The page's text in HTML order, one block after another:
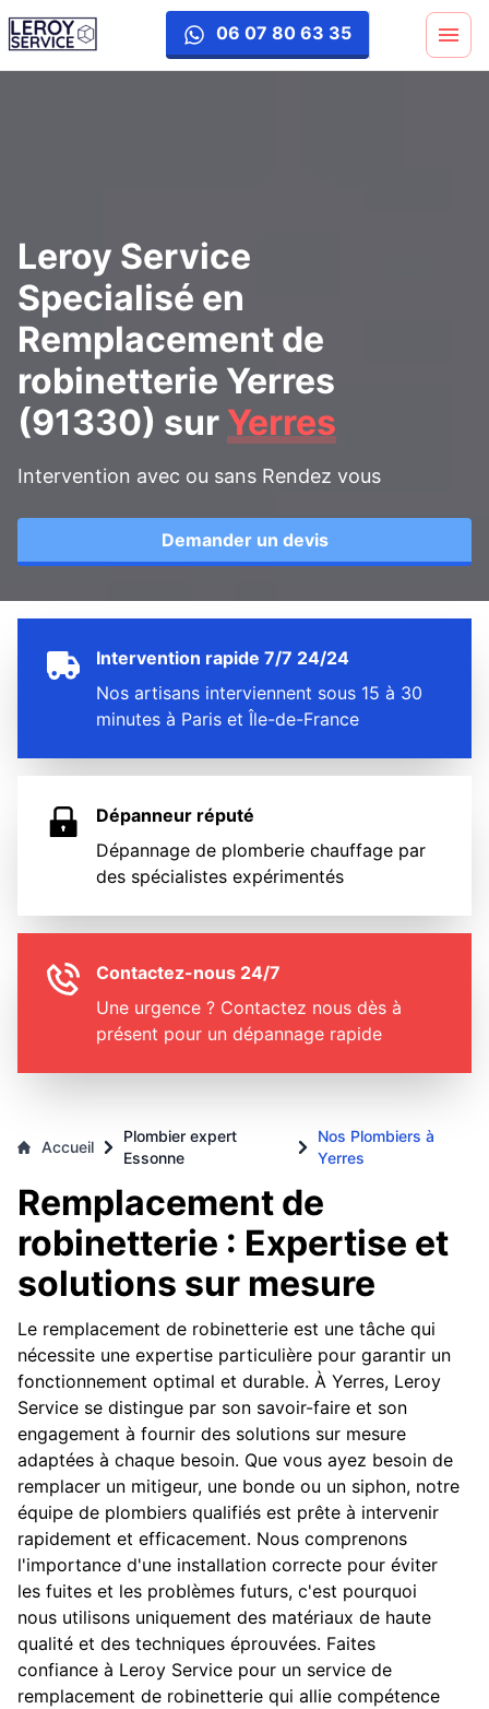
06 07 80 63 35
remplacement-robinetterie
Leroy Service
Specialisé en
Remplacement de
robinetterie Yerres
(91330) sur Yerres
Intervention avec ou sans Rendez vous
Demander un devis
Intervention rapide 7/7 24/24
Nos artisans interviennent sous 15 à 30
minutes à Paris et Île-de-France
Dépanneur réputé
Dépannage de plomberie chauffage par
des spécialistes expérimentés
Contactez-nous 24/7
Une urgence ? Contactez nous dès à
présent pour un dépannage rapide
Accueil
Plombier expert
Essonne
Nos Plombiers à
Yerres
Remplacement de
robinetterie : Expertise et
solutions sur mesure
Le remplacement de robinetterie est une tâche qui
nécessite une expertise particulière pour garantir un
fonctionnement optimal et durable. À Yerres, Leroy
Service se distingue par son savoir-faire et son
engagement à fournir des solutions sur mesure
adaptées à chaque besoin. Que vous ayez besoin de
remplacer un mitigeur, une bonde ou un siphon, notre
équipe de plombiers qualifiés est prête à intervenir
rapidement et efficacement. Nous comprenons
l'importance d'une installation correcte pour éviter
les fuites et les problèmes futurs, c'est pourquoi
nous utilisons uniquement des matériaux de haute
qualité et des techniques éprouvées. Faites
confiance à Leroy Service pour un service de
remplacement de robinetterie qui allie compétence